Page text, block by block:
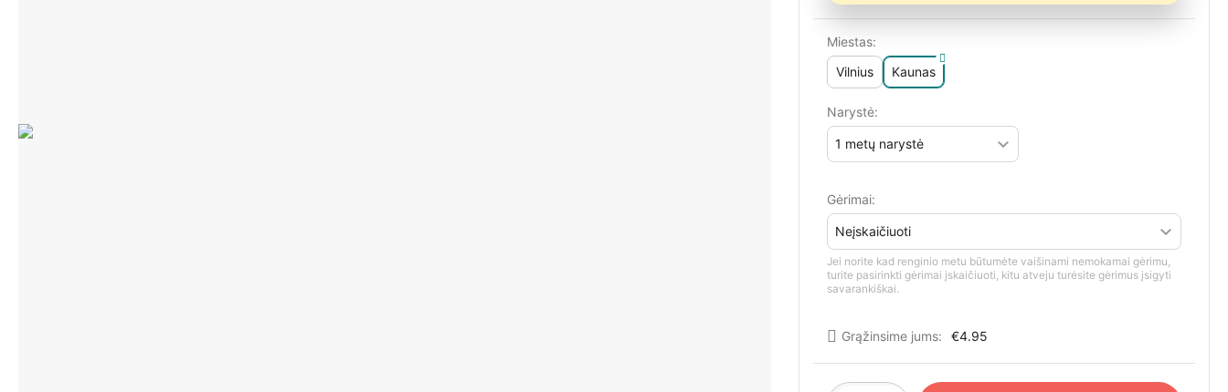
Miestas:
Vilnius
Kaunas
Narystė:
Gėrimai:
Jei norite kad renginio metu būtumėte vaišinami nemokamai gėrimu,
turite pasirinkti gėrimai įskaičiuoti, kitu atveju turėsite gėrimus įsigyti
savarankiškai.
Grąžinsime jums: €4.95